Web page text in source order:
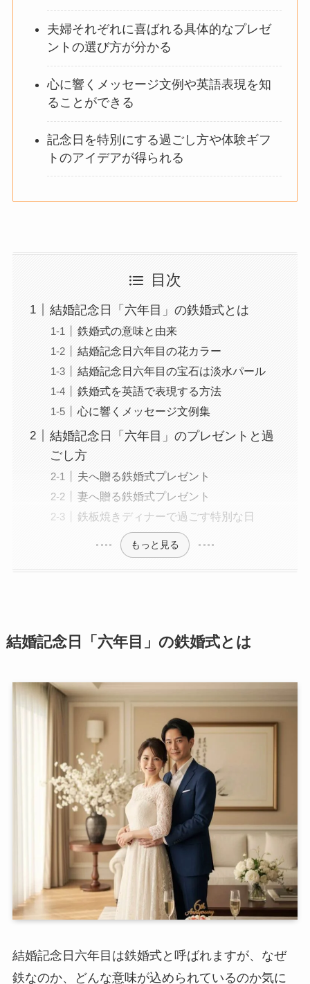
夫婦それぞれに喜ばれる具体的なプレゼ
ントの選び方が分かる
心に響くメッセージ文例や英語表現を知
ることができる
記念日を特別にする過ごし方や体験ギフ
トのアイデアが得られる
目次
結婚記念日「六年目」の鉄婚式とは
鉄婚式の意味と由来
結婚記念日六年目の花カラー
結婚記念日六年目の宝石は淡水パール
鉄婚式を英語で表現する方法
心に響くメッセージ文例集
結婚記念日「六年目」のプレゼントと過
ごし方
夫へ贈る鉄婚式プレゼント
妻へ贈る鉄婚式プレゼント
鉄板焼きディナーで過ごす特別な日
もっと見る
結婚記念日「六年目」の鉄婚式とは
結婚記念日六年目は鉄婚式と呼ばれますが、なぜ
鉄なのか、どんな意味が込められているのか気に